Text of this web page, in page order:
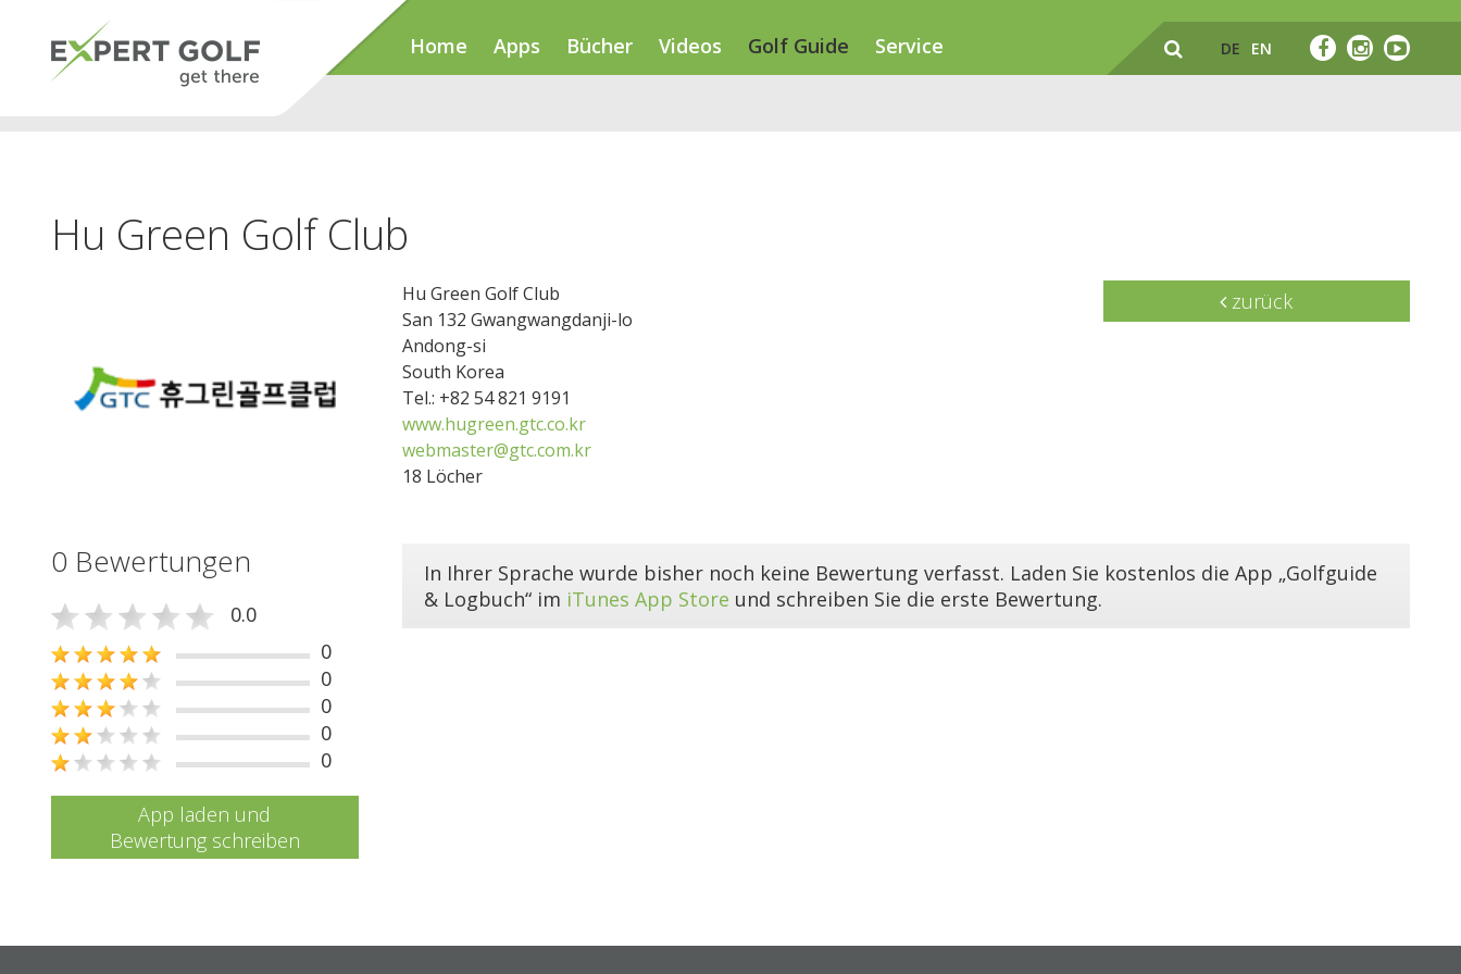
Home Apps Bücher Videos Golf Guide Service DE EN
Hu Green Golf Club
Hu Green Golf Club
San 132 Gwangwangdanji-lo
Andong-si
South Korea
Tel.: +82 54 821 9191
www.hugreen.gtc.co.kr
webmaster@gtc.com.kr
18 Löcher
zurück
0 Bewertungen
0.0
0
0
0
0
0
App laden und
Bewertung schreiben
In Ihrer Sprache wurde bisher noch keine Bewertung verfasst. Laden Sie kostenlos die App „Golfguide
& Logbuch“ im iTunes App Store und schreiben Sie die erste Bewertung.